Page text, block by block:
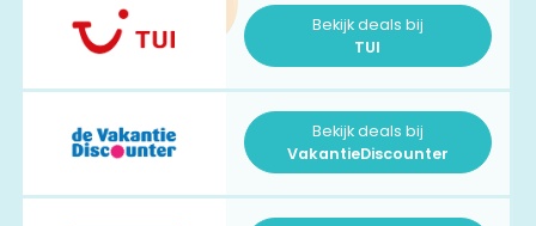
Bekijk deals bij
TUI
Bekijk deals bij
VakantieDiscounter